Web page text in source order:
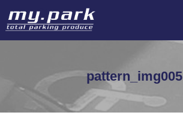
pattern_img005